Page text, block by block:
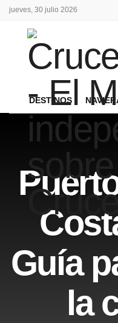
jueves, 30 julio 2026
DESTINOS
Guía
la